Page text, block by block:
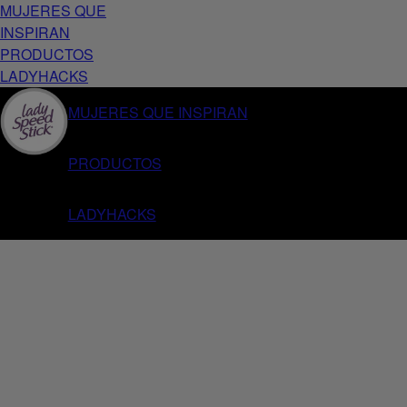
MUJERES QUE
INSPIRAN
PRODUCTOS
LADYHACKS
MUJERES QUE INSPIRAN
PRODUCTOS
LADYHACKS